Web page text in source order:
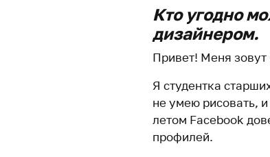
Кто угодно
дизайнером.
Привет! Меня
Я студентка
не умею рисовать,
летом Facebook
профилей.